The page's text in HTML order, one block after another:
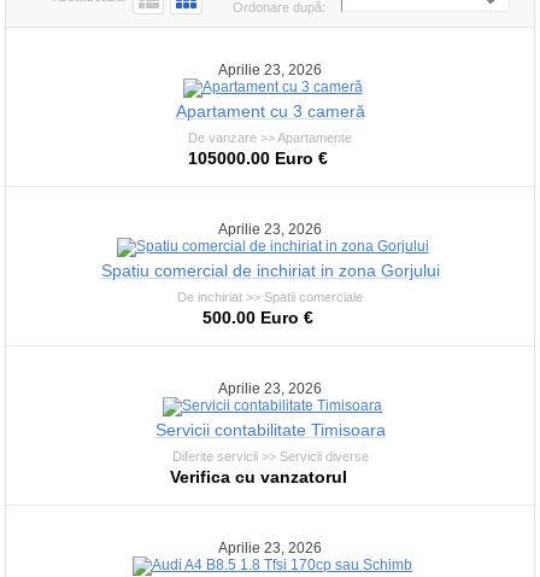
Ordonare după:
Aprilie 23, 2026
Apartament cu 3 cameră
De vanzare >> Apartamente
105000.00 Euro €
Aprilie 23, 2026
Spatiu comercial de inchiriat in zona Gorjului
De inchiriat >> Spatii comerciale
500.00 Euro €
Aprilie 23, 2026
Servicii contabilitate Timisoara
Diferite servicii >> Servicii diverse
Verifica cu vanzatorul
Aprilie 23, 2026